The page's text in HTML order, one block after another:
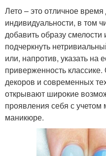
Лето – это отличное
индивидуальности, в том
добавить образу смелости
подчеркнуть
или, напротив, указать на
приверженность
декоров и современных
открывают широкие
проявления себя с
маникюре.